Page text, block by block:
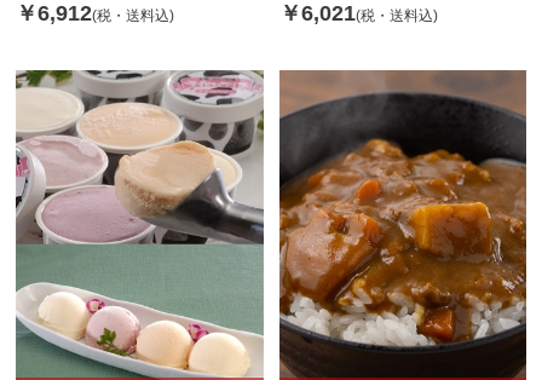
￥6,912(税・送料込) ￥6,021(税・送料込)